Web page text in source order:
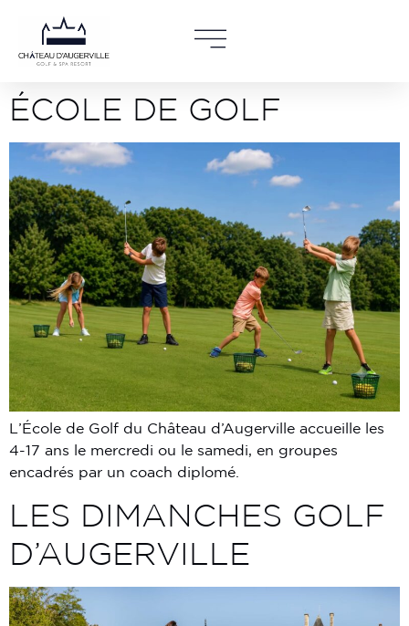
ÉCOLE DE GOLF
L’École de Golf du Château d’Augerville accueille les
4-17 ans le mercredi ou le samedi, en groupes
encadrés par un coach diplomé.
LES DIMANCHES GOLF
D’AUGERVILLE